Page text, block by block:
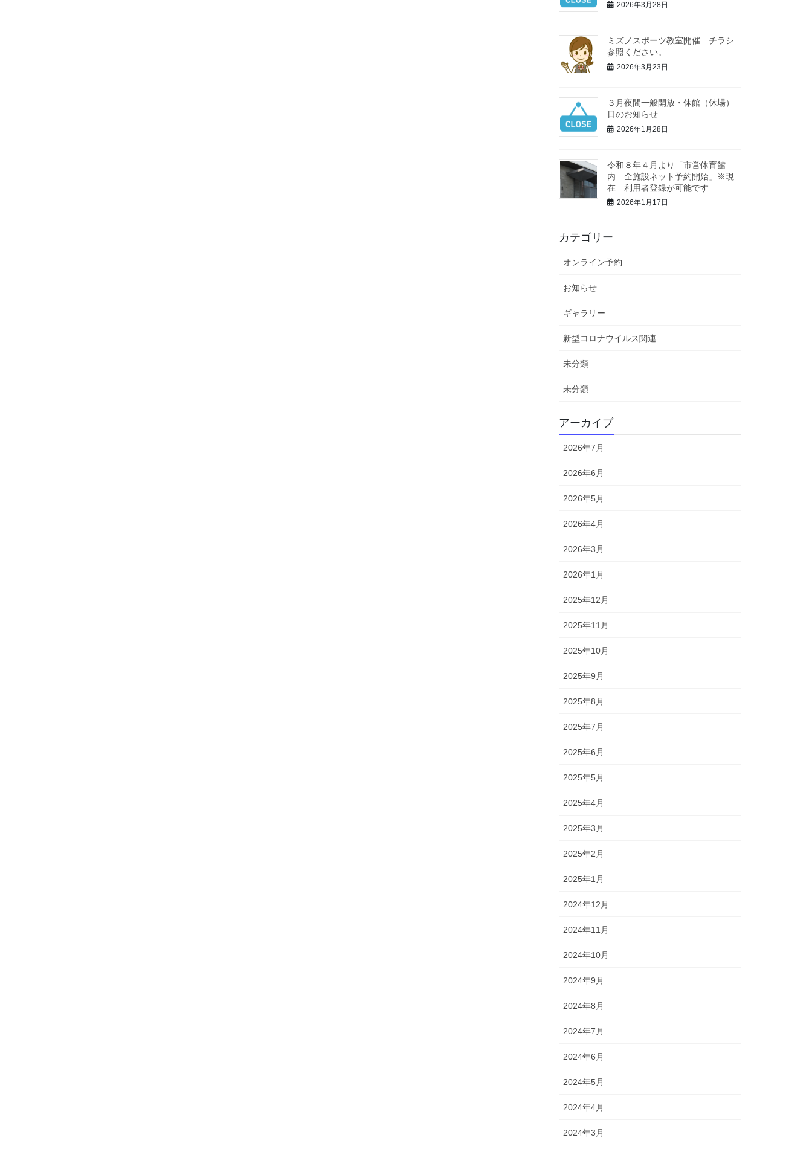
2026年3月28日
ミズノスポーツ教室開催 チラシ
参照ください。
2026年3月23日
３月夜間一般開放・休館（休場）
日のお知らせ
2026年1月28日
令和８年４月より「市営体育館
内 全施設ネット予約開始」※現
在 利用者登録が可能です
2026年1月17日
カテゴリー
オンライン予約
お知らせ
ギャラリー
新型コロナウイルス関連
未分類
未分類
アーカイブ
2026年7月
2026年6月
2026年5月
2026年4月
2026年3月
2026年1月
2025年12月
2025年11月
2025年10月
2025年9月
2025年8月
2025年7月
2025年6月
2025年5月
2025年4月
2025年3月
2025年2月
2025年1月
2024年12月
2024年11月
2024年10月
2024年9月
2024年8月
2024年7月
2024年6月
2024年5月
2024年4月
2024年3月